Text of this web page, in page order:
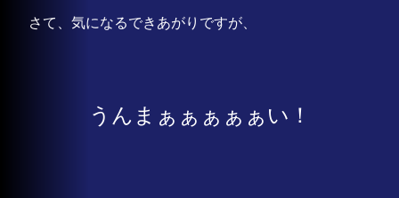
さて、気になるできあがりですが、
うんまぁぁぁぁぁい！